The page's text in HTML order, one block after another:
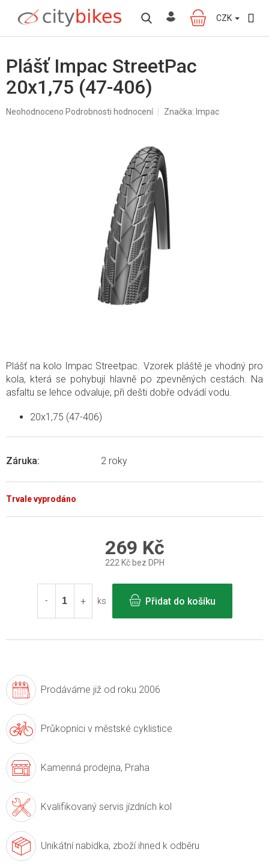
obsah
NÁKUPNÍ
KOŠÍK
CZK
Plášť Impac StreetPac
20x1,75 (47-406)
Průměrné
Neohodnoceno Podrobnosti hodnocení Značka: Impac
Trvale vyprodáno
Záruka: 2 roky
Plášť na kolo Impac Streetpac. Vzorek pláště je vhodný pro
kola, která se pohybují hlavně po zpevněných cestách. Na
asfaltu se lehce odvaluje, při dešti dobře odvádí vodu.
20x1,75 (47-406)
269 Kč
222 Kč bez DPH
cena:
ks
Přidat do košíku
Prodáváme již od roku 2006
Průkopníci v městské cyklistice
Kamenná prodejna, Praha
Kvalifikovaný servis jízdních kol
Unikátní nabídka, zboží ihned k odběru